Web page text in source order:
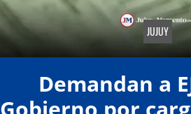
JUJUY
Demandan a